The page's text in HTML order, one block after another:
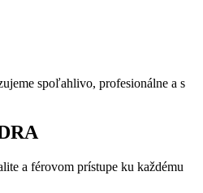
spoľahlivo, profesionálne a s
a férovom prístupe ku každému